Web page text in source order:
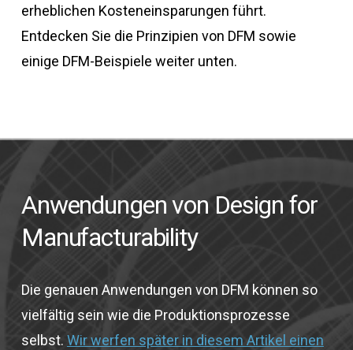
erheblichen Kosteneinsparungen führt.
Entdecken Sie die Prinzipien von DFM sowie
einige DFM-Beispiele weiter unten.
Anwendungen von Design for
Manufacturability
Die genauen Anwendungen von DFM können so
vielfältig sein wie die Produktionsprozesse
selbst. Wir werfen später in diesem Artikel einen